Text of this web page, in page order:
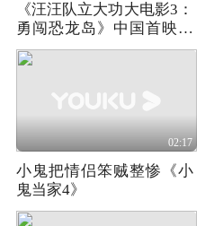
《汪汪队立大功大电影3：
勇闯恐龙岛》中国首映礼
欢乐举行 首轮点映带来欢
乐
02:17
小鬼把情侣笨贼整惨《小
鬼当家4》